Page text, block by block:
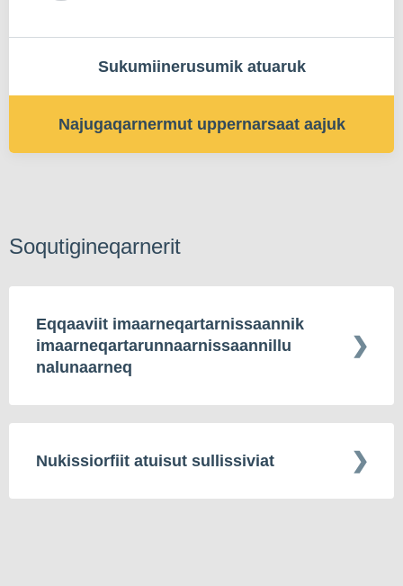
Sukumiinerusumik atuaruk
Najugaqarnermut uppernarsaat aajuk
Soqutigineqarnerit
Eqqaaviit imaarneqartarnissaannik
imaarneqartarunnaarnissaannillu
nalunaarneq
Nukissiorfiit atuisut sullissiviat